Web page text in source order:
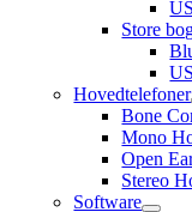
Store
Hovedtelefoner
Bone
Mono
Open
Stereo
Software